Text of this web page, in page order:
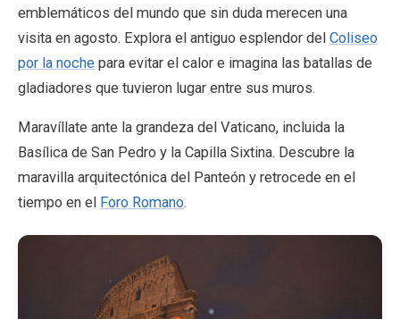
emblemáticos del mundo que sin duda merecen una
visita en agosto. Explora el antiguo esplendor del Coliseo
por la noche para evitar el calor e imagina las batallas de
gladiadores que tuvieron lugar entre sus muros.
Maravíllate ante la grandeza del Vaticano, incluida la
Basílica de San Pedro y la Capilla Sixtina. Descubre la
maravilla arquitectónica del Panteón y retrocede en el
tiempo en el Foro Romano.